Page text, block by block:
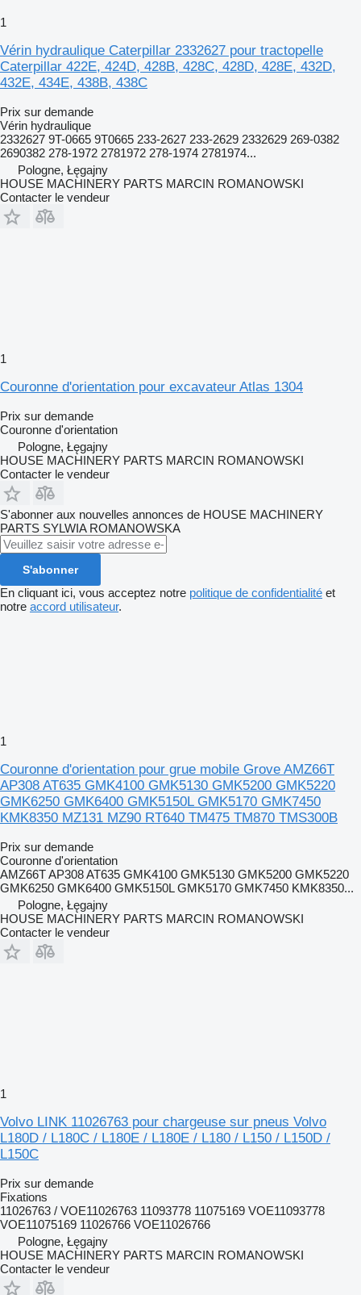
1
Vérin hydraulique Caterpillar 2332627 pour tractopelle
Caterpillar 422E, 424D, 428B, 428C, 428D, 428E, 432D,
432E, 434E, 438B, 438C
Prix sur demande
Vérin hydraulique
2332627 9T-0665 9T0665 233-2627 233-2629 2332629 269-0382
2690382 278-1972 2781972 278-1974 2781974...
Pologne, Łęgajny
HOUSE MACHINERY PARTS MARCIN ROMANOWSKI
Contacter le vendeur
1
Couronne d'orientation pour excavateur Atlas 1304
Prix sur demande
Couronne d'orientation
Pologne, Łęgajny
HOUSE MACHINERY PARTS MARCIN ROMANOWSKI
Contacter le vendeur
S'abonner aux nouvelles annonces de HOUSE MACHINERY
PARTS SYLWIA ROMANOWSKA
S'abonner
En cliquant ici, vous acceptez notre politique de confidentialité et
notre accord utilisateur.
1
Couronne d'orientation pour grue mobile Grove AMZ66T
AP308 AT635 GMK4100 GMK5130 GMK5200 GMK5220
GMK6250 GMK6400 GMK5150L GMK5170 GMK7450
KMK8350 MZ131 MZ90 RT640 TM475 TM870 TMS300B
Prix sur demande
Couronne d'orientation
AMZ66T AP308 AT635 GMK4100 GMK5130 GMK5200 GMK5220
GMK6250 GMK6400 GMK5150L GMK5170 GMK7450 KMK8350...
Pologne, Łęgajny
HOUSE MACHINERY PARTS MARCIN ROMANOWSKI
Contacter le vendeur
1
Volvo LINK 11026763 pour chargeuse sur pneus Volvo
L180D / L180C / L180E / L180E / L180 / L150 / L150D /
L150C
Prix sur demande
Fixations
11026763 / VOE11026763 11093778 11075169 VOE11093778
VOE11075169 11026766 VOE11026766
Pologne, Łęgajny
HOUSE MACHINERY PARTS MARCIN ROMANOWSKI
Contacter le vendeur